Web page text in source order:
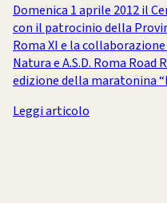
Domenica 1 aprile 2012 il
con il patrocinio della
Roma XI e la
Natura e A.S.D. Roma
edizione della maratonina
Leggi articolo